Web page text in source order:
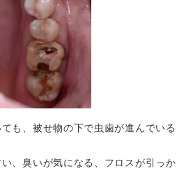
も、被せ物の下で虫歯が進んでいる
、臭いが気になる、フロスが引っか